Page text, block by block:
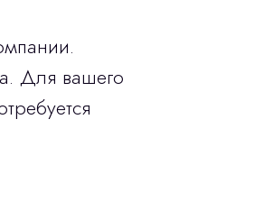
Для вашего